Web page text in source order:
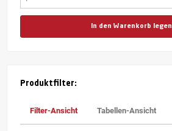
In den Warenkorb legen
Produktfilter:
Filter-Ansicht Tabellen-Ansicht